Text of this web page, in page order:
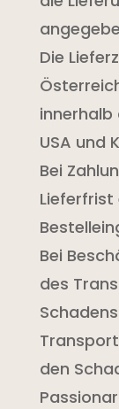
Die
innerhalb
USA und
Bei
Lieferfrist
Bei
des
den